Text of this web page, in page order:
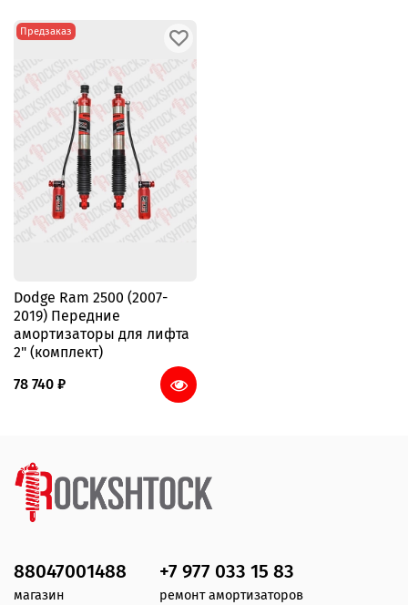
Предзаказ
Dodge Ram 2500 (2007-
2019) Передние
амортизаторы для лифта
2" (комплект)
78 740 ₽
88047001488
магазин
+7 977 033 15 83
ремонт амортизаторов